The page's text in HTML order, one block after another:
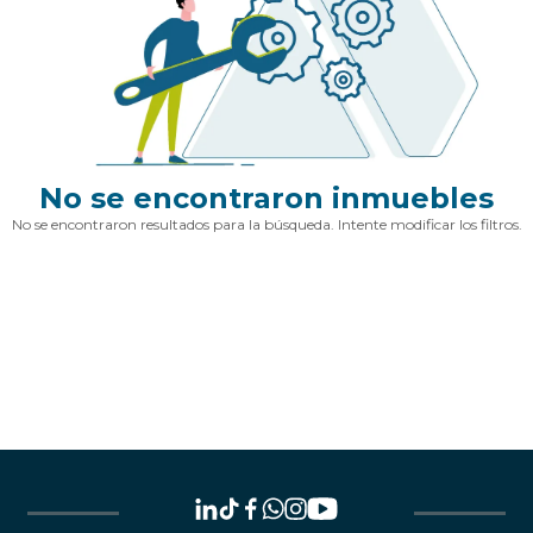
No se encontraron inmuebles
No se encontraron resultados para la búsqueda. Intente modificar los filtros.